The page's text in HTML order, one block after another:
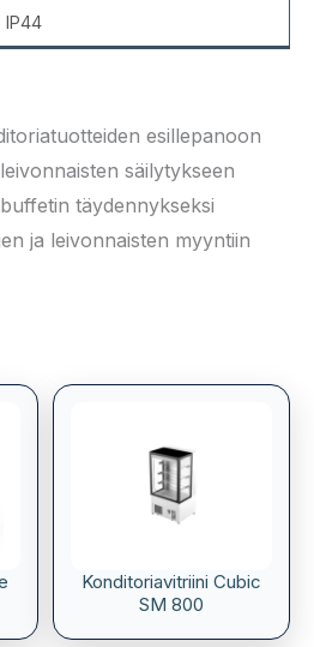
IP44
esillepanoon
säilytykseen
täydennykseksi
ja leivonnaisten myyntiin
Konditoriavitriini Cubic
SM 800